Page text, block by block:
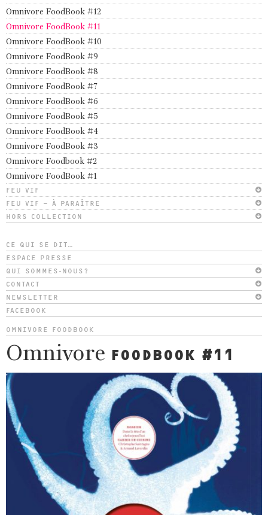
Omnivore FoodBook #12
Omnivore FoodBook #11
Omnivore FoodBook #10
Omnivore FoodBook #9
Omnivore FoodBook #8
Omnivore FoodBook #7
Omnivore FoodBook #6
Omnivore FoodBook #5
Omnivore FoodBook #4
Omnivore FoodBook #3
Omnivore Foodbook #2
Omnivore FoodBook #1
FEU VIF
FEU VIF – À PARAÎTRE
HORS COLLECTION
CE QUI SE DIT…
ESPACE PRESSE
QUI SOMMES-NOUS?
CONTACT
NEWSLETTER
FACEBOOK
OMNIVORE FOODBOOK
Omnivore FOODBOOK #11